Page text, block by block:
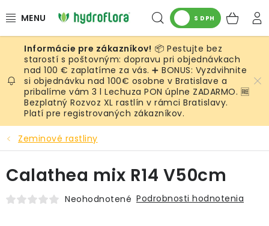
na
Hľadať
S DPH
RASTLINY
UMELÉ RASTLINY
KVETINÁČE
SUBSTRÁTY A PRÍSLUŠENSTVO
SERVIS INTERIÉROVEJ ZELENE
MACHY
📦 Pestujte bez
starostí s poštovným: dopravu pri objednávkach
nad 100 € zaplatíme za vás. ➕ BONUS: Vyzdvihnite
si objednávku nad 100€ osobne v Bratislave a
pribalíme vám 3 l Lechuza PON úplne ZADARMO. 🆓
Bezplatný Rozvoz XL rastlín v rámci Bratislavy.
Platí pre registrovaných zákazníkov.
Zeminové rastliny
Calathea mix R14 V50cm
Neohodnotené Podrobnosti hodnotenia